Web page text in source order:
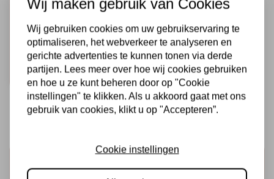
Aquacolor spray
60ml. - Yellow
€3,95 Op voorraad
Snel toevoegen
Wij gebruiken cookies om uw gebruikservaring te
optimaliseren, het webverkeer te analyseren en
gerichte advertenties te kunnen tonen via derde
partijen. Lees meer over hoe wij cookies gebruiken
en hoe u ze kunt beheren door op "Cookie
instellingen" te klikken. Als u akkoord gaat met ons
gebruik van cookies, klikt u op "Accepteren”.
Cookie instellingen